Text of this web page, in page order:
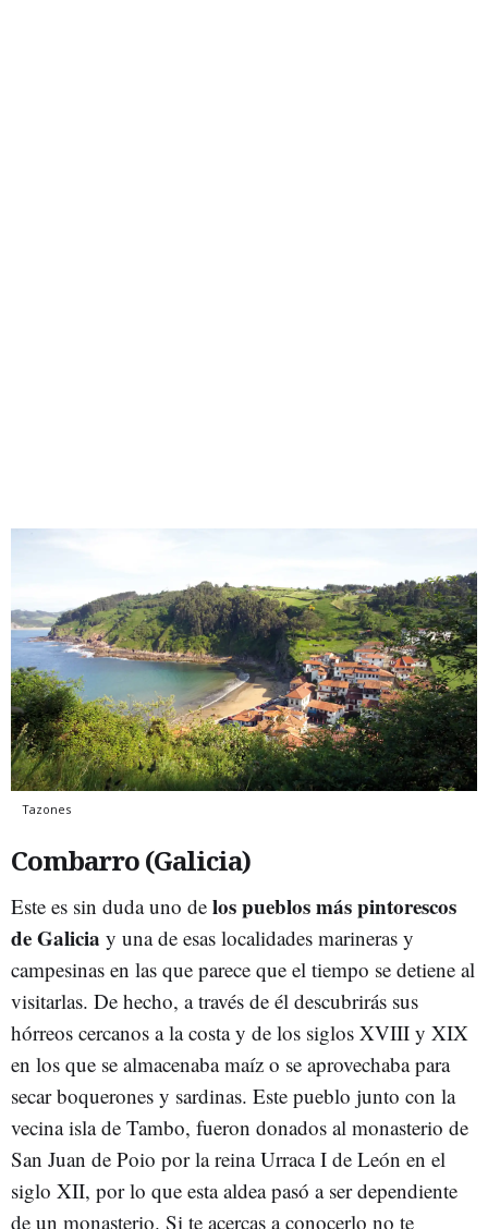
Tazones
Combarro (Galicia)
Este es sin duda uno de los pueblos más pintorescos
de Galicia y una de esas localidades marineras y
campesinas en las que parece que el tiempo se detiene al
visitarlas. De hecho, a través de él descubrirás sus
hórreos cercanos a la costa y de los siglos XVIII y XIX
en los que se almacenaba maíz o se aprovechaba para
secar boquerones y sardinas. Este pueblo junto con la
vecina isla de Tambo, fueron donados al monasterio de
San Juan de Poio por la reina Urraca I de León en el
siglo XII, por lo que esta aldea pasó a ser dependiente
de un monasterio. Si te acercas a conocerlo no te